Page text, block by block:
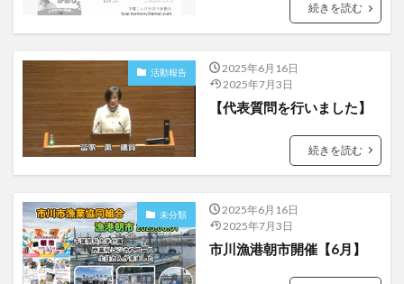
続きを読む
活動報告
2025年6月16日
2025年7月3日
【代表質問を行いました】
続きを読む
未分類
2025年6月16日
2025年7月3日
市川漁港朝市開催【6月】